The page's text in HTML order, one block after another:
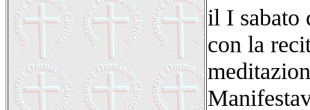
il I sabato
con la